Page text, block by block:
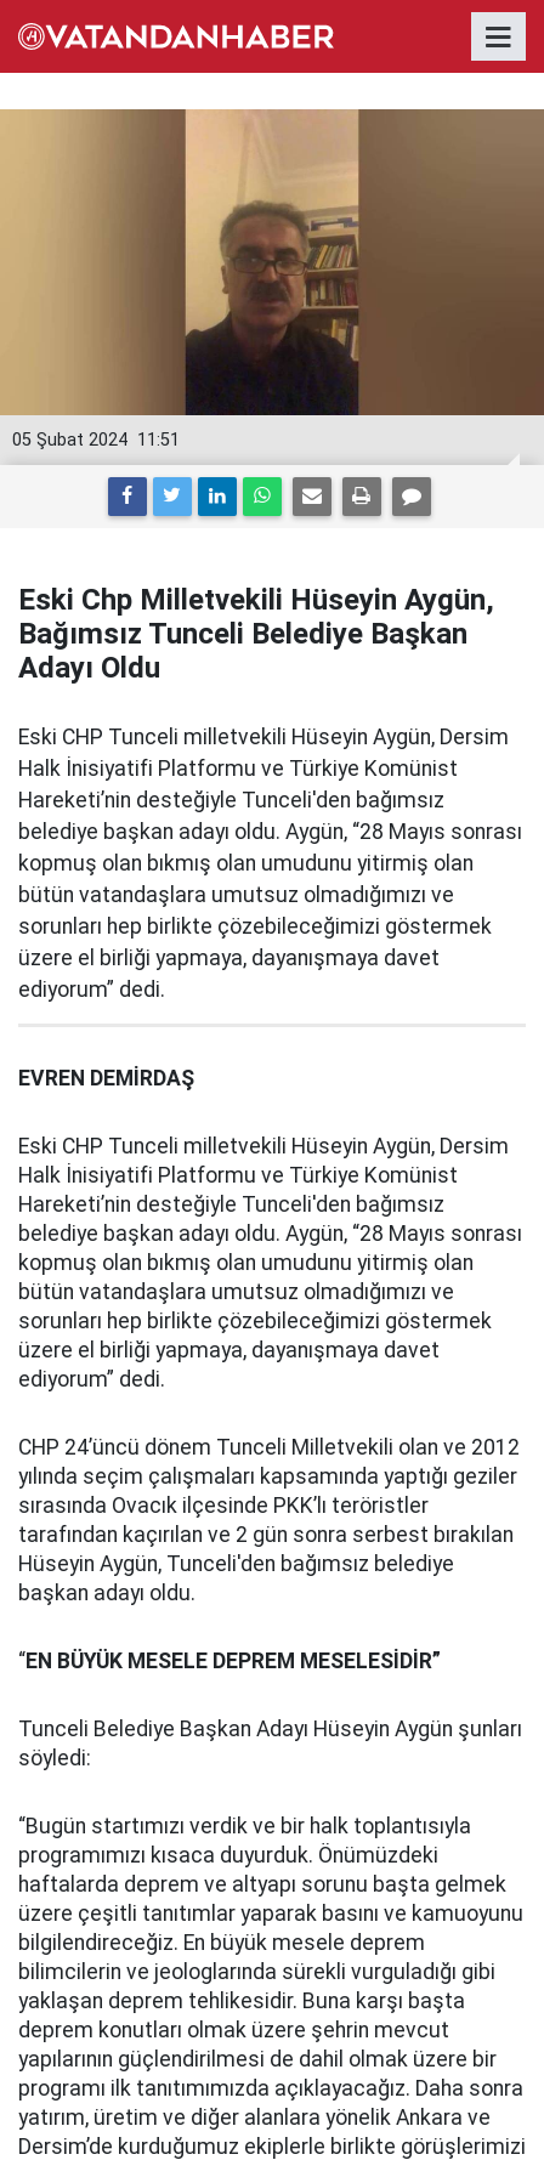
11:51
05 Şubat 2024
Eski Chp Milletvekili Hüseyin Aygün,
Bağımsız Tunceli Belediye Başkan
Adayı Oldu
Eski CHP Tunceli milletvekili Hüseyin Aygün, Dersim
Halk İnisiyatifi Platformu ve Türkiye Komünist
Hareketi’nin desteğiyle Tunceli'den bağımsız
belediye başkan adayı oldu. Aygün, “28 Mayıs sonrası
kopmuş olan bıkmış olan umudunu yitirmiş olan
bütün vatandaşlara umutsuz olmadığımızı ve
sorunları hep birlikte çözebileceğimizi göstermek
üzere el birliği yapmaya, dayanışmaya davet
ediyorum” dedi.
EVREN DEMİRDAŞ
Eski CHP Tunceli milletvekili Hüseyin Aygün, Dersim
Halk İnisiyatifi Platformu ve Türkiye Komünist
Hareketi’nin desteğiyle Tunceli'den bağımsız
belediye başkan adayı oldu. Aygün, “28 Mayıs sonrası
kopmuş olan bıkmış olan umudunu yitirmiş olan
bütün vatandaşlara umutsuz olmadığımızı ve
sorunları hep birlikte çözebileceğimizi göstermek
üzere el birliği yapmaya, dayanışmaya davet
ediyorum” dedi.
CHP 24’üncü dönem Tunceli Milletvekili olan ve 2012
yılında seçim çalışmaları kapsamında yaptığı geziler
sırasında Ovacık ilçesinde PKK’lı teröristler
tarafından kaçırılan ve 2 gün sonra serbest bırakılan
Hüseyin Aygün, Tunceli'den bağımsız belediye
başkan adayı oldu.
“EN BÜYÜK MESELE DEPREM MESELESİDİR”
Tunceli Belediye Başkan Adayı Hüseyin Aygün şunları
söyledi:
“Bugün startımızı verdik ve bir halk toplantısıyla
programımızı kısaca duyurduk. Önümüzdeki
haftalarda deprem ve altyapı sorunu başta gelmek
üzere çeşitli tanıtımlar yaparak basını ve kamuoyunu
bilgilendireceğiz. En büyük mesele deprem
bilimcilerin ve jeologlarında sürekli vurguladığı gibi
yaklaşan deprem tehlikesidir. Buna karşı başta
deprem konutları olmak üzere şehrin mevcut
yapılarının güçlendirilmesi de dahil olmak üzere bir
programı ilk tanıtımımızda açıklayacağız. Daha sonra
yatırım, üretim ve diğer alanlara yönelik Ankara ve
Dersim’de kurduğumuz ekiplerle birlikte görüşlerimizi